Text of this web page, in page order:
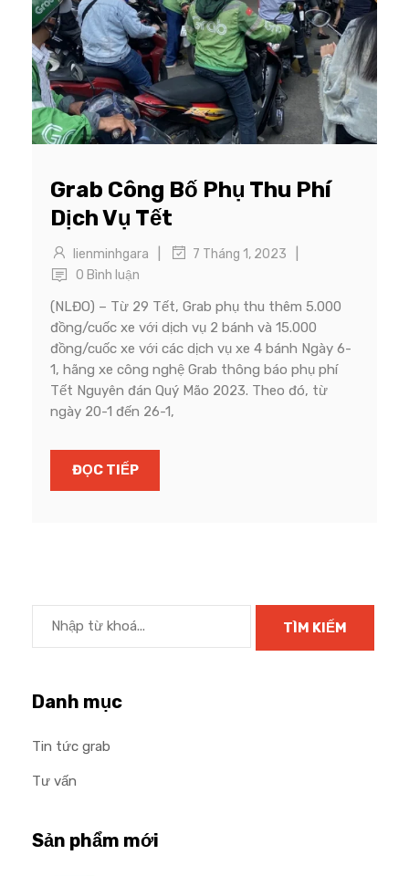
Grab Công Bố Phụ Thu Phí
Dịch Vụ Tết
lienminhgara 7 Tháng 1, 2023
0 Bình luận
(NLĐO) – Từ 29 Tết, Grab phụ thu thêm 5.000
đồng/cuốc xe với dịch vụ 2 bánh và 15.000
đồng/cuốc xe với các dịch vụ xe 4 bánh Ngày 6-
1, hãng xe công nghệ Grab thông báo phụ phí
Tết Nguyên đán Quý Mão 2023. Theo đó, từ
ngày 20-1 đến 26-1,
ĐỌC TIẾP
Danh mục
Tin tức grab
Tư vấn
Sản phẩm mới